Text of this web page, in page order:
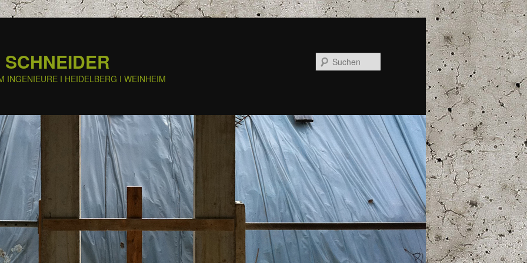
INGENIEURE I HEIDELBERG I WEINHEIM